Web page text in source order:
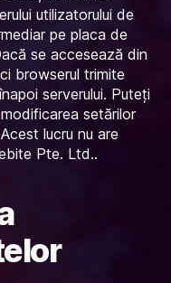
utilizatorului de
pe placa de
se accesează din
browserul trimite
serverului. Puteți
setărilor
lucru nu are
Pte. Ltd..